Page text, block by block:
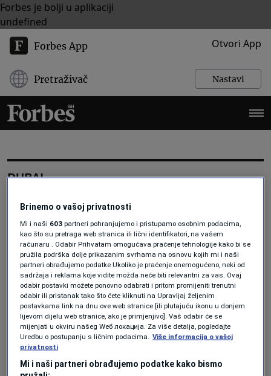
Forbes je bolji u aplikaciji
undefined
Forbes App Otvori App
Pretraživač Nastavi
DUBAI
Dubai je prošle godine oborio rekord
po broju turista, sada plaća ljudima
da ga posjete
Forbes
AKTUELNOSTI
Još 2022. godine 68 državljana BiH
kupilo je 105 nekretnina u Dubaiju,
sada tržište bilježi najveći pad
prodaje
Brinemo o vašoj privatnosti
Mi i naši 603 partneri pohranjujemo i pristupamo osobnim podacima,
kao što su pretraga web stranica ili lični identifikatori, na vašem
računaru . Odabir Prihvatam omogućava praćenje tehnologije kako bi se
pružila podrška dolje prikazanim svrhama na osnovu kojih mi i naši
partneri obrađujemo podatke Ukoliko je praćenje onemogućeno, neki od
sadržaja i reklama koje vidite možda neće biti relevantni za vas. Ovaj
odabir postavki možete ponovno odabrati i pritom promijeniti trenutni
odabir ili pristanak tako što ćete kliknuti na Upravljaj željenim
postavkama link na dnu ove web stranice [ili plutajuću ikonu u donjem
lijevom dijelu web stranice, ako je primjenjivo]. Vaš odabir će se
mijenjati u okviru našeg Wеб локација. Za više detalja, pogledajte
Uredbu o postupanju s ličnim podacima.
Više informacija o vašoj
privatnosti
Mi i naši partneri obrađujemo podatke kako bismo